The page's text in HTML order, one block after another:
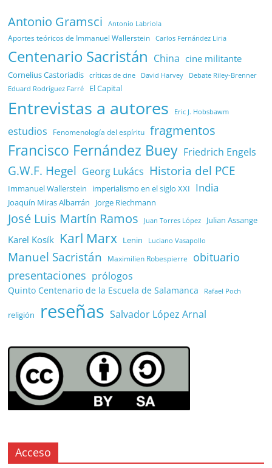
Antonio Gramsci Antonio Labriola
Aportes teóricos de Immanuel Wallerstein Carlos Fernández Liria
Centenario Sacristán China cine militante
Cornelius Castoriadis críticas de cine David Harvey Debate Riley-Brenner
Eduard Rodríguez Farré El Capital
Entrevistas a autores Eric J. Hobsbawm
estudios Fenomenología del espíritu fragmentos
Francisco Fernández Buey Friedrich Engels
G.W.F. Hegel Georg Lukács Historia del PCE
Immanuel Wallerstein imperialismo en el siglo XXI India
Joaquín Miras Albarrán Jorge Riechmann
José Luis Martín Ramos Juan Torres López Julian Assange
Karel Kosík Karl Marx Lenin Luciano Vasapollo
Manuel Sacristán Maximilien Robespierre
obituario
presentaciones prólogos
Quinto Centenario de la Escuela de Salamanca Rafael Poch
religión reseñas Salvador López Arnal
Acceso